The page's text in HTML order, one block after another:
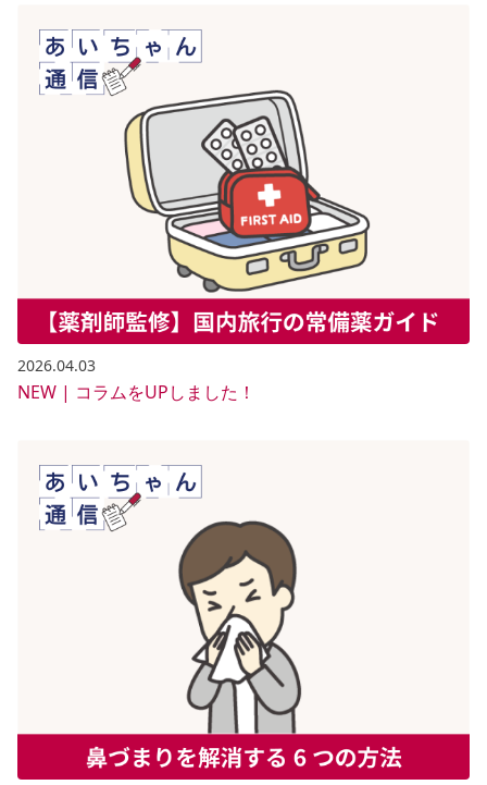
2026.04.03
NEW | コラムをUPしました！